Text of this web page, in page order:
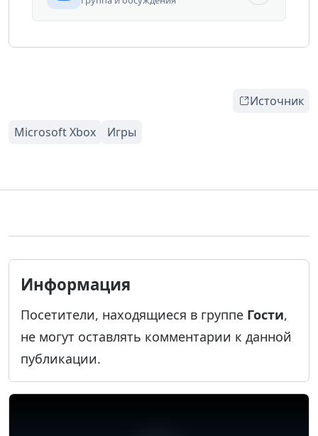
Источник
Информация
Посетители, находящиеся в группе Гости,
не могут оставлять комментарии к данной
публикации.